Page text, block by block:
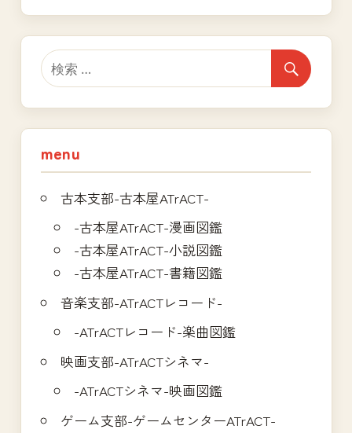
ビ
ゲ
ー
シ
ョ
ン
事:
menu
古本支部-古本屋ATrACT-
-古本屋ATrACT-漫画図鑑
-古本屋ATrACT-小説図鑑
-古本屋ATrACT-書籍図鑑
音楽支部-ATrACTレコード-
-ATrACTレコード-楽曲図鑑
映画支部-ATrACTシネマ-
-ATrACTシネマ-映画図鑑
ゲーム支部-ゲームセンターATrACT-